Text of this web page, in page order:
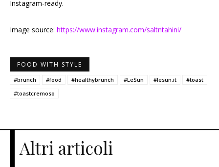
Instagram-ready.
Image source: https://www.instagram.com/saltntahini/
FOOD WITH STYLE
#brunch #food #healthybrunch #LeSun #lesun.it
#toast
#toastcremoso
Altri articoli